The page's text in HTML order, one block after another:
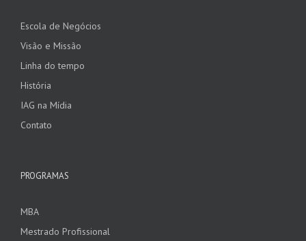
Escola de Negócios
Visão e Missão
Linha do tempo
História
IAG na Mídia
Contato
PROGRAMAS
MBA
Mestrado Profissional